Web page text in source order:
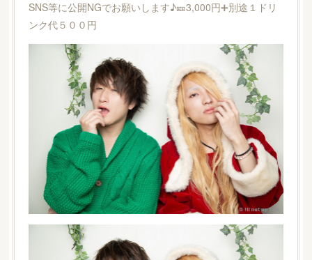
SNS等に公開NGでお願いします♪🎫3,000円➕別途１ドリ
ンク代５００円